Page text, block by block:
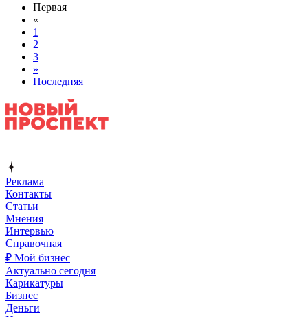
Первая
«
1
2
3
»
Последняя
Реклама
Контакты
Статьи
Мнения
Интервью
Справочная
₽ Мой бизнес
Актуально сегодня
Карикатуры
Бизнес
Деньги